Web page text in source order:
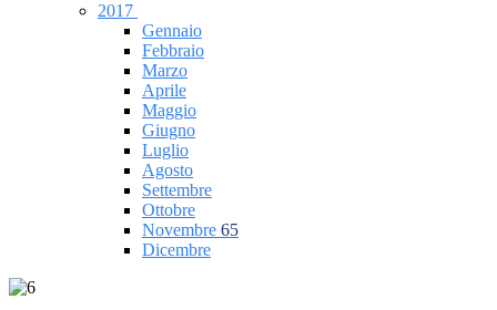
2017
Gennaio
Febbraio
Marzo
Aprile
Maggio
Giugno
Luglio
Agosto
Settembre
Ottobre
Novembre 65
Dicembre